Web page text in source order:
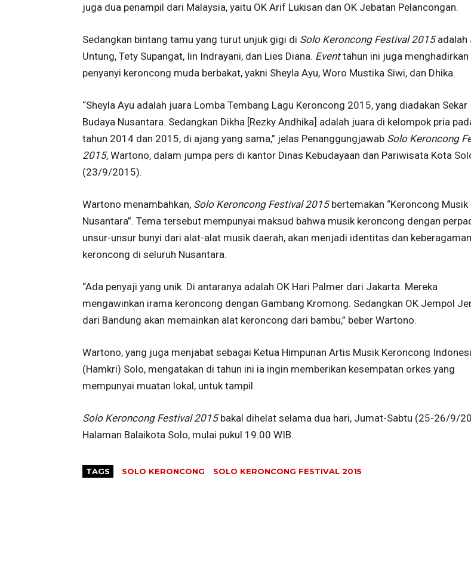
juga dua penampil dari Malaysia, yaitu OK Arif Lukisan dan OK Jebatan Pelancongan.
Sedangkan bintang tamu yang turut unjuk gigi di Solo Keroncong Festival 2015adalah
Untung, Tety Supangat, Iin Indrayani, dan Lies Diana. Eventtahun ini juga menghadirkan
penyanyi keroncong muda berbakat, yakni Sheyla Ayu, Woro Mustika Siwi, dan Dhika.
“Sheyla Ayu adalah juara Lomba Tembang Lagu Keroncong 2015, yang diadakan Sekar
Budaya Nusantara. Sedangkan Dikha [Rezky Andhika] adalah juara di kelompok pria
tahun 2014 dan 2015, di ajang yang sama,” jelas Penanggungjawab Solo Keroncong
2015, Wartono, dalam jumpa pers di kantor Dinas Kebudayaan dan Pariwisata Kota
(23/9/2015).
Wartono menambahkan, Solo Keroncong Festival 2015bertemakan “Keroncong Musik
Nusantara”. Tema tersebut mempunyai maksud bahwa musik keroncong dengan
unsur-unsur bunyi dari alat-alat musik daerah, akan menjadi identitas dan
keroncong di seluruh Nusantara.
“Ada penyaji yang unik. Di antaranya adalah OK Hari Palmer dari Jakarta. Mereka
mengawinkan irama keroncong dengan Gambang Kromong. Sedangkan OK Jempol
dari Bandung akan memainkan alat keroncong dari bambu,” beber Wartono.
Wartono, yang juga menjabat sebagai Ketua Himpunan Artis Musik Keroncong
(Hamkri) Solo, mengatakan di tahun ini ia ingin memberikan kesempatan orkes yang
mempunyai muatan lokal, untuk tampil.
Solo Keroncong Festival 2015bakal dihelat selama dua hari, Jumat-Sabtu (25-26/9/
Halaman Balaikota Solo, mulai pukul 19.00 WIB.
TAGS SOLO KERONCONG SOLO KERONCONG FESTIVAL 2015